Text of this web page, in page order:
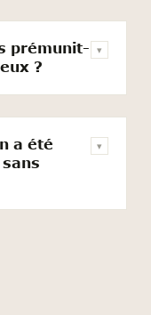
prémunit-
?
▾
a été
▾